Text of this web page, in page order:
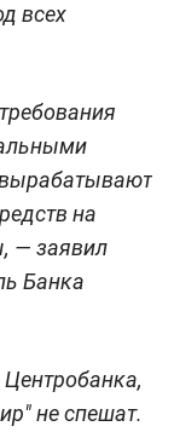
всех
вырабатывают
на
— заявил
Банка
не спешат.